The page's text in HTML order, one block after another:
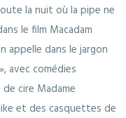
la nuit où la pipe ne
le film Macadam
appelle dans le jargon
avec comédies
cire Madame
et des casquettes de